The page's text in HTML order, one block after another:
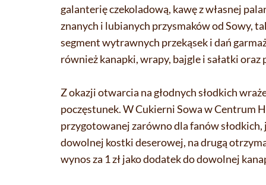
galanterię czekoladową, kawę z własnej
znanych i lubianych przysmaków od Sowy,
segment wytrawnych przekąsek i dań
również kanapki, wrapy, bajgle i sałatki
Z okazji otwarcia na głodnych słodkich
poczęstunek. W Cukierni Sowa w Centrum
przygotowanej zarówno dla fanów
dowolnej kostki deserowej, na drugą
wynos za 1 zł jako dodatek do dowolnej